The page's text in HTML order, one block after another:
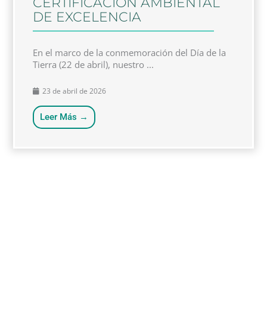
DE EXCELENCIA
En el marco de la conmemoración del Día de la
Tierra (22 de abril), nuestro ...
23 de abril de 2026
Leer Más →